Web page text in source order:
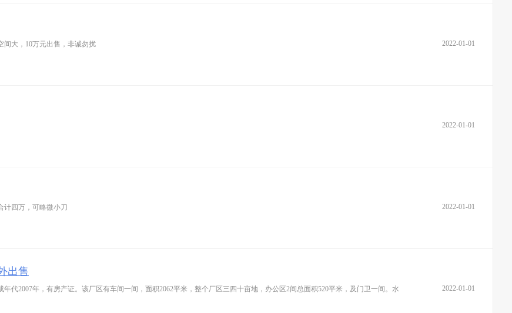
2022-01-01
间大，10万元出售，非诚勿扰
2022-01-01
2022-01-01
计四万，可略微小刀
2022-01-01
出售
代2007年，有房产证。该厂区有车间一间，面积2062平米，整个厂区三四十亩地，办公区2间总面积520平米，及门卫一间。水